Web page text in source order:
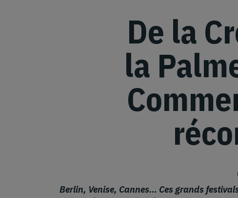
De la
la
Berlin, Venise, Cannes… Ces grands